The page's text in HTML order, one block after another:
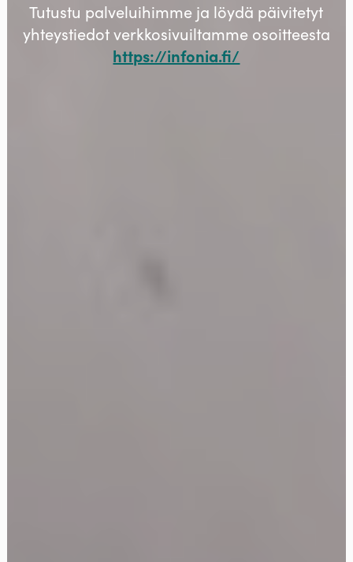
Tutustu palveluihimme ja löydä päivitetyt
yhteystiedot verkkosivuiltamme osoitteesta
https://infonia.fi/